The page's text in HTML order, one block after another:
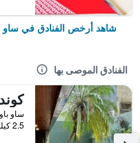
شاهد أرخص الفنادق في ساو
الفنادق الموصى بها
ساو
2.5 كيلومتر عن وسط المدينة